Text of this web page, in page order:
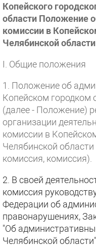
Копейского
области Положение
комиссии в
Челябинской области
I. Общие положения
1. Положение об
Копейском городком
(далее - Положение)
организации
комиссии в
Челябинской
комиссия, комиссия).
2. В своей
комиссия
Федерации об
правонарушениях,
"Об
Челябинской